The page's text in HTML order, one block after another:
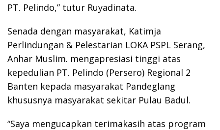
PT. Pelindo,” tutur Ruyadinata.
Senada dengan masyarakat, Katimja
Perlindungan & Pelestarian LOKA PSPL Serang,
Anhar Muslim. mengapresiasi tinggi atas
kepedulian PT. Pelindo (Persero) Regional 2
Banten kepada masyarakat Pandeglang
khususnya masyarakat sekitar Pulau Badul.
“Saya mengucapkan terimakasih atas program